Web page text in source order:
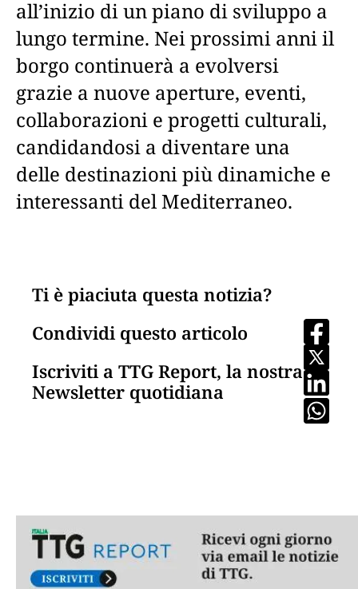
all’inizio di un piano di sviluppo a
lungo termine. Nei prossimi anni il
borgo continuerà a evolversi
grazie a nuove aperture, eventi,
collaborazioni e progetti culturali,
candidandosi a diventare una
delle destinazioni più dinamiche e
interessanti del Mediterraneo.
Ti è piaciuta questa notizia?
Condividi questo articolo
Iscriviti a TTG Report, la nostra
Newsletter quotidiana